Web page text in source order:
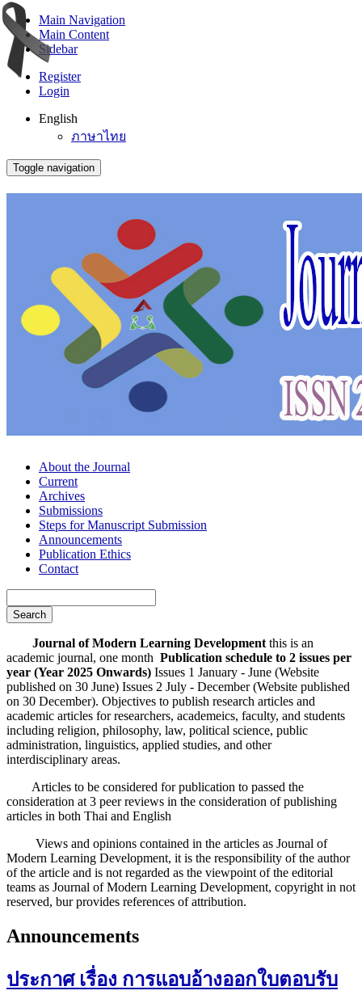
Main Navigation
Main Content
Sidebar
Register
Login
English
ภาษาไทย
Toggle navigation
About the Journal
Current
Archives
Submissions
Steps for Manuscript Submission
Announcements
Publication Ethics
Contact
Search
Journal of Modern Learning Development this is an
academic journal, one month Publication schedule to 2 issues per
year (Year 2025 Onwards) Issues 1 January - June (Website
published on 30 June) Issues 2 July - December (Website published
on 30 December). Objectives to publish research articles and
academic articles for researchers, academeics, faculty, and students
including religion, philosophy, law, political science, public
administration, linguistics, applied studies, and other
interdisciplinary areas.
Articles to be considered for publication to passed the
consideration at 3 peer reviews in the consideration of publishing
articles in both Thai and English
Views and opinions contained in the articles as Journal of
Modern Learning Development, it is the responsibility of the author
of the article and is not regarded as the viewpoint of the editorial
teams as Journal of Modern Learning Development, copyright in not
reserved, bur provides references of attribution.
Announcements
ประกาศ เรื่อง การแอบอ้างออกใบตอบรับ